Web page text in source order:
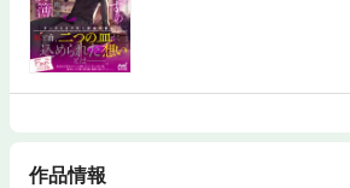
作品情報